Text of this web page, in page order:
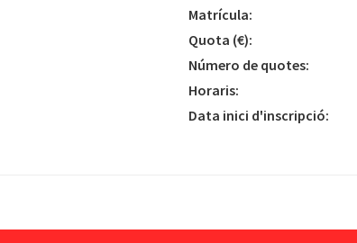
Matrícula:
Quota (€):
Número de quotes:
Horaris:
Data inici d'inscripció: